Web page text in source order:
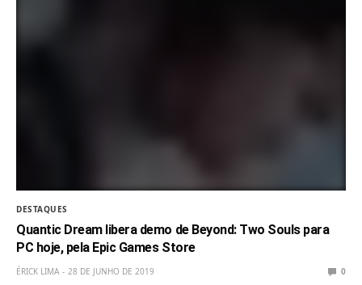
DESTAQUES
Quantic Dream libera demo de Beyond: Two Souls para
PC hoje, pela Epic Games Store
ÉRICK LIMA 28 DE JUNHO DE 2019 0